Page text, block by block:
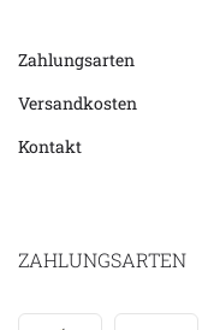
Zahlungsarten
Versandkosten
Kontakt
ZAHLUNGSARTEN